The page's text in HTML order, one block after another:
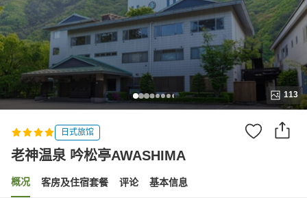
113
日式旅馆
老神温泉 吟松亭AWASHIMA
概况 客房及住宿套餐 评论 基本信息